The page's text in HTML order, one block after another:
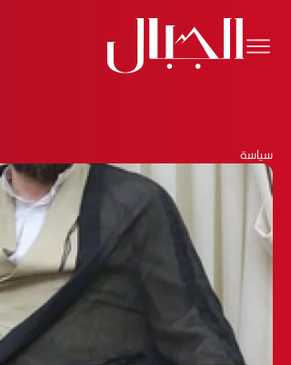
سياسة